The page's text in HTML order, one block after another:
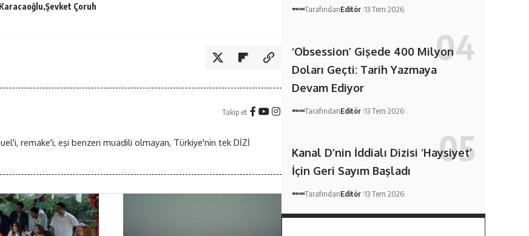
Şevket Çoruh
Takip et:
remake'i, eşi benzeri muadili olmayan, Türkiye'nin tek DİZİ
TarafındanEditör 13 Tem 2026
‘Obsession’ Gişede 400 Milyon
Doları Geçti: Tarih Yazmaya
Devam Ediyor
TarafındanEditör 13 Tem 2026
Kanal D’nin İddialı Dizisi ‘Haysiyet’
İçin Geri Sayım Başladı
TarafındanEditör 13 Tem 2026